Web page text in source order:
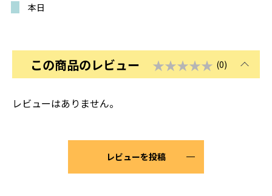
本日
この商品のレビュー ★★★★★ (0)
レビューはありません。
レビューを投稿